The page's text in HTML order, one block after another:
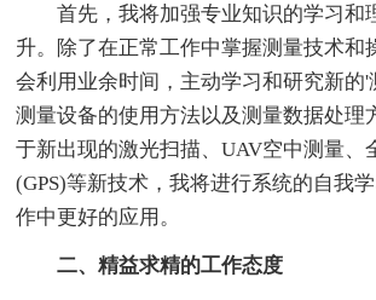
首先，我将加强专业知识的学习和
升。除了在正常工作中掌握测量技术和
会利用业余时间，主动学习和研究新的'
测量设备的使用方法以及测量数据处理
于新出现的激光扫描、UAV空中测量、
(GPS)等新技术，我将进行系统的自我
作中更好的应用。
二、精益求精的工作态度